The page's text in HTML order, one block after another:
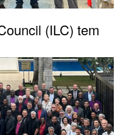
(ILC) tem